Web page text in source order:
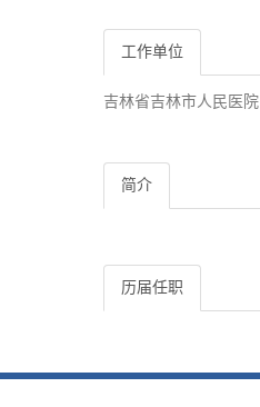
工作单位
吉林省吉林市人民医院
简介
历届任职